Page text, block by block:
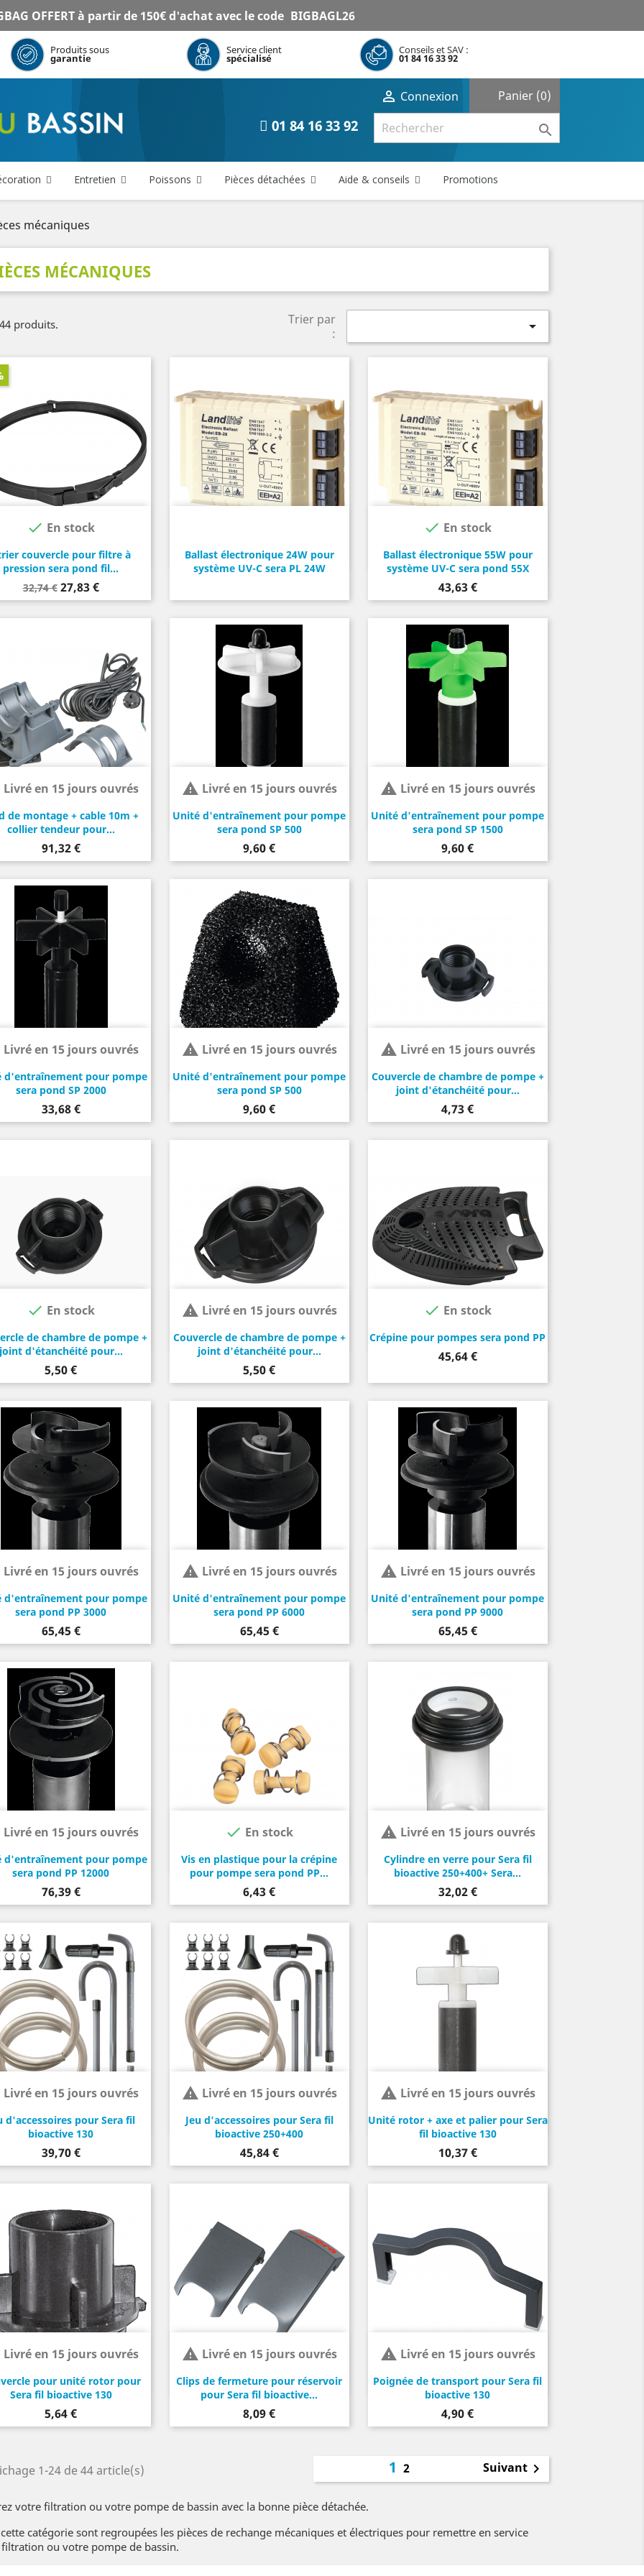
OFFERT à partir de 150€ d'achat avec le code BIGBAGL26
Produits sous
garantie
Service client
spécialisé
Conseils et SAV :
01 84 16 33 92
 Connexion Panier (0)
01 84 16 33 92 
Entretien Poissons Pièces détachées Aide & conseils Promotions
mécaniques
MÉCANIQUES
produits.
Trier par
:

couvercle pour filtre à
pression sera pond fil...
Prix
de
base
32,74 € Prix
27,83 €
 En stock
Ballast électronique 24W pour
système UV-C sera PL 24W
Ballast électronique 55W pour
système UV-C sera pond 55X
Prix
43,63 €
 En stock
de montage + cable 10m +
collier tendeur pour...
Prix
91,32 €
Livré en 15 jours ouvrés
Unité d'entraînement pour pompe
sera pond SP 500
Prix
9,60 €
 Livré en 15 jours ouvrés
Unité d'entraînement pour pompe
sera pond SP 1500
Prix
9,60 €
 Livré en 15 jours ouvrés
d'entraînement pour pompe
sera pond SP 2000
Prix
33,68 €
Livré en 15 jours ouvrés
Unité d'entraînement pour pompe
sera pond SP 500
Prix
9,60 €
 Livré en 15 jours ouvrés
Couvercle de chambre de pompe +
joint d'étanchéité pour...
Prix
4,73 €
 Livré en 15 jours ouvrés
de chambre de pompe +
d'étanchéité pour...
Prix
5,50 €
 En stock
Couvercle de chambre de pompe +
joint d'étanchéité pour...
Prix
5,50 €
 Livré en 15 jours ouvrés
Crépine pour pompes sera pond PP
Prix
45,64 €
 En stock
d'entraînement pour pompe
sera pond PP 3000
Prix
65,45 €
Livré en 15 jours ouvrés
Unité d'entraînement pour pompe
sera pond PP 6000
Prix
65,45 €
 Livré en 15 jours ouvrés
Unité d'entraînement pour pompe
sera pond PP 9000
Prix
65,45 €
 Livré en 15 jours ouvrés
d'entraînement pour pompe
sera pond PP 12000
Prix
76,39 €
Livré en 15 jours ouvrés
Vis en plastique pour la crépine
pour pompe sera pond PP...
Prix
6,43 €
 En stock
Cylindre en verre pour Sera fil
bioactive 250+400+ Sera...
Prix
32,02 €
 Livré en 15 jours ouvrés
d'accessoires pour Sera fil
bioactive 130
Prix
39,70 €
Livré en 15 jours ouvrés
Jeu d'accessoires pour Sera fil
bioactive 250+400
Prix
45,84 €
 Livré en 15 jours ouvrés
Unité rotor + axe et palier pour Sera
fil bioactive 130
Prix
10,37 €
 Livré en 15 jours ouvrés
pour unité rotor pour
Sera fil bioactive 130
Prix
5,64 €
Livré en 15 jours ouvrés
Clips de fermeture pour réservoir
pour Sera fil bioactive...
Prix
8,09 €
 Livré en 15 jours ouvrés
Poignée de transport pour Sera fil
bioactive 130
Prix
4,90 €
 Livré en 15 jours ouvrés
1-24 de 44 article(s) 12 Suivant
votre filtration ou votre pompe de bassin avec la bonne pièce détachée.
catégorie sont regroupées les pièces de rechange mécaniques et électriques pour remettre en service
ou votre pompe de bassin.